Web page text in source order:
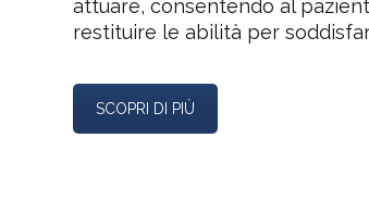
attuare, consentendo al
restituire le abilità per
SCOPRI DI PIÙ